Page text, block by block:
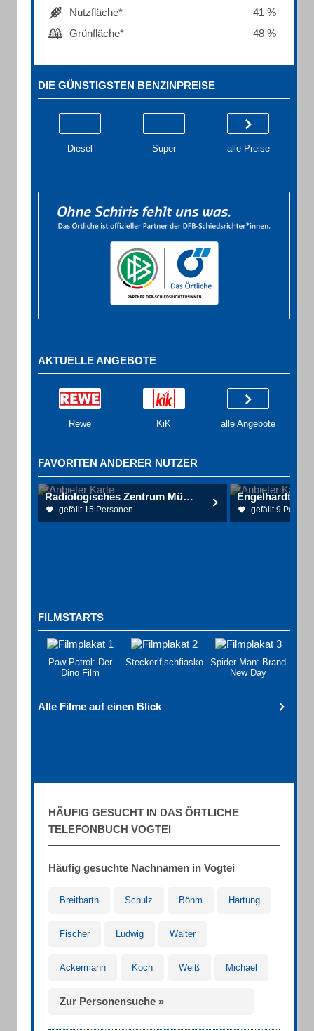
Nutzfläche*
41 %
Grünfläche*
48 %
DIE GÜNSTIGSTEN BENZINPREISE
Diesel Super alle Preise
AKTUELLE ANGEBOTE
Rewe KiK alle Angebote
FAVORITEN ANDERER NUTZER
Radiologisches Zentrum Mühlhausen
gefällt 15 Personen gefällt 9
FILMSTARTS
Paw Patrol: Der
Dino Film
Steckerlfischfiasko
Spider-Man: Brand
New Day
Alle Filme auf einen Blick
HÄUFIG GESUCHT IN DAS ÖRTLICHE
TELEFONBUCH VOGTEI
Häufig gesuchte Nachnamen in Vogtei
Breitbarth Schulz Böhm Hartung
Fischer Ludwig Walter
Ackermann Koch Weiß Michael
Zur Personensuche »